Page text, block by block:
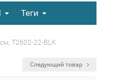
Теги
T2602-22-BLK
Следующий товар